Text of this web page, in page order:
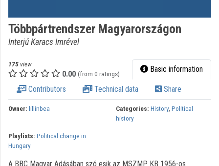
Contributors
Többpártrendszer Magyarországon
Interjú Karacs Imrével
175 view
0.00 (from 0 ratings) Basic information
Contributors Technical data Share
Owner: lillinbea Categories: History, Political
history
Playlists: Political change in
Hungary
A BBC Magyar Adásában szó esik az MSZMP KB 1956-os